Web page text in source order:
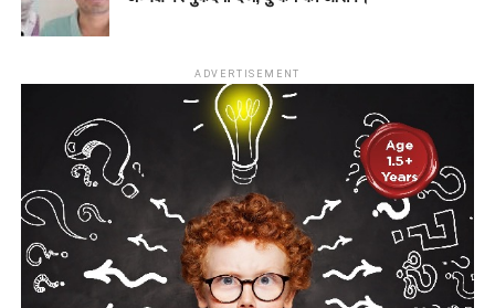
ADVERTISEMENT